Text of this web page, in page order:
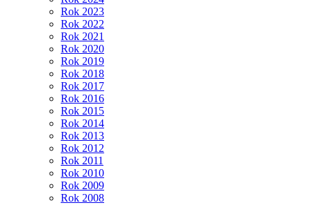
Rok 2023
Rok 2022
Rok 2021
Rok 2020
Rok 2019
Rok 2018
Rok 2017
Rok 2016
Rok 2015
Rok 2014
Rok 2013
Rok 2012
Rok 2011
Rok 2010
Rok 2009
Rok 2008